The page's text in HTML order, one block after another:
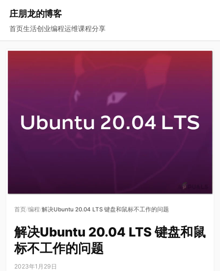
庄朋龙的博客
首页生活创业编程运维课程分享
首页/编程/解决Ubuntu 20.04 LTS 键盘和鼠标不工作的问题
解决Ubuntu 20.04 LTS 键盘和鼠
标不工作的问题
2023年1月29日